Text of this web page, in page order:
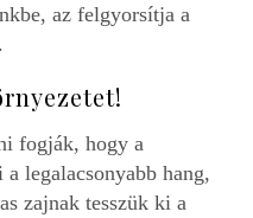
az felgyorsítja a
fogják, hogy a
legalacsonyabb hang,
zajnak tesszük ki a